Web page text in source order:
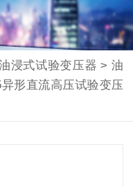
浸式试验变压器 > 油
异形直流高压试验变压